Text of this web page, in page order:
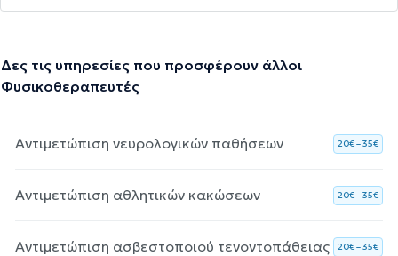
Δες τις υπηρεσίες που προσφέρουν άλλοι
Φυσικοθεραπευτές
Αντιμετώπιση νευρολογικών παθήσεων 20€ – 35€
Αντιμετώπιση αθλητικών κακώσεων 20€ – 35€
Αντιμετώπιση ασβεστοποιού τενοντοπάθειας 20€ – 35€